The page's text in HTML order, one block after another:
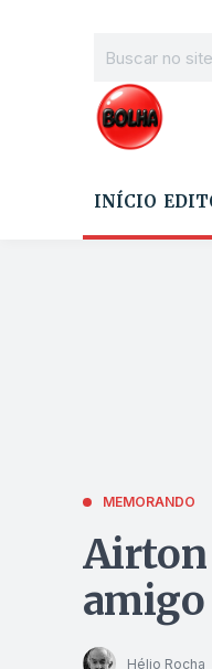
INÍCIO
MEMORANDO
Airton
Hélio Rocha